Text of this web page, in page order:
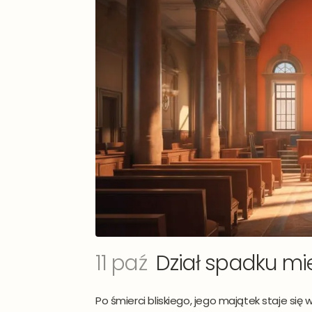
11 paź Dział spadku
Po śmierci bliskiego, jego majątek staje się
Piętro